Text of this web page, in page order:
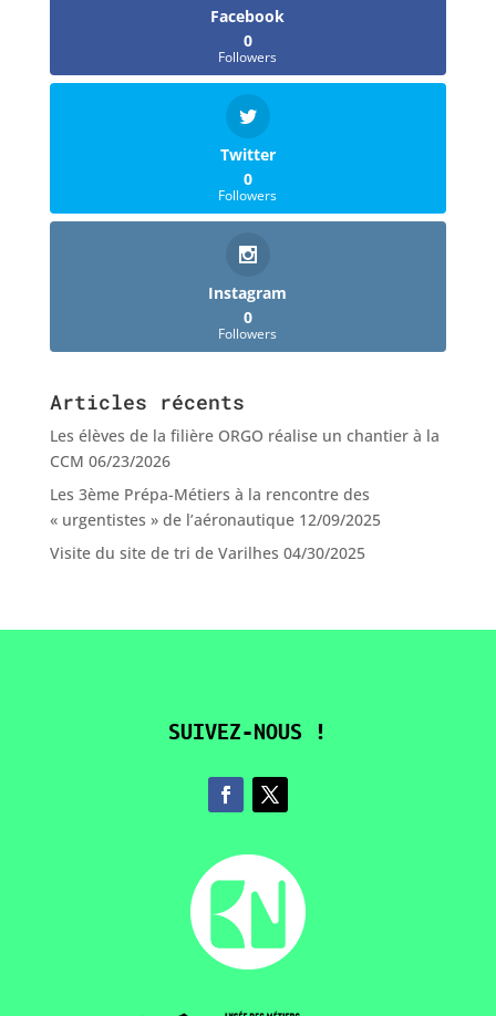
Facebook
0
Followers
Twitter
0
Followers
Instagram
0
Followers
Articles récents
Les élèves de la filière ORGO réalise un chantier à la
CCM 06/23/2026
Les 3ème Prépa-Métiers à la rencontre des
« urgentistes » de l’aéronautique 12/09/2025
Visite du site de tri de Varilhes 04/30/2025
SUIVEZ-NOUS !